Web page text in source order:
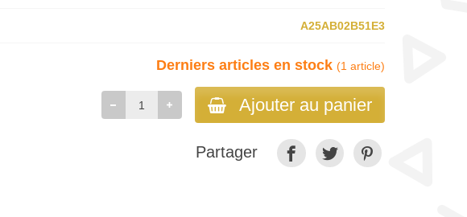
A25AB02B51E3
Derniers articles en stock (1 article)
Ajouter au panier
Partager